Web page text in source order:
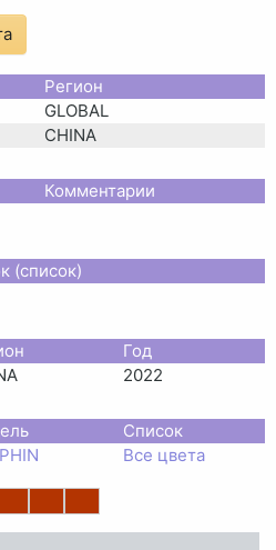
Регион
GLOBAL
CHINA
Комментарии
(список)
Год
2022
Список
Все цвета